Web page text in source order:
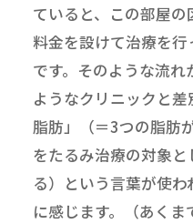
ていると、この部屋
料金を設けて治療を
です。そのような流れ
ようなクリニックと
脂肪」（＝3つの脂肪
をたるみ治療の対象
る）という言葉が使
に感じます。（あく